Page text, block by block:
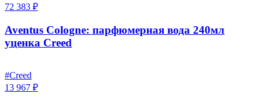
72 383 ₽
Aventus Cologne: парфюмерная вода 240мл
уценка Creed
#Creed
13 967 ₽